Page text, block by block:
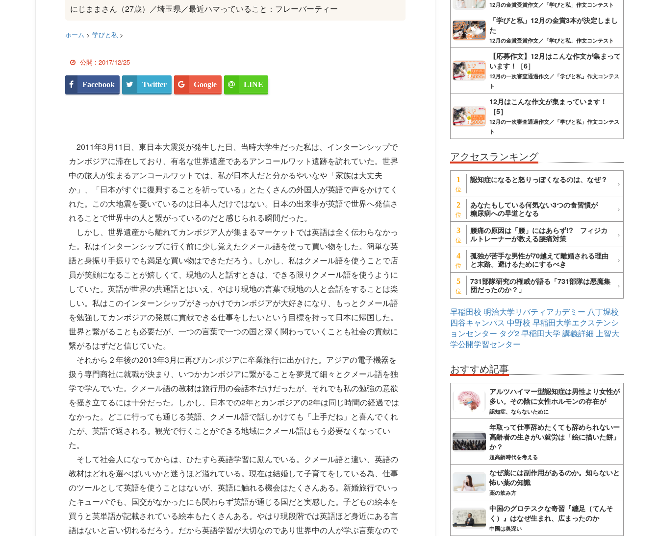
にじままさん（27歳）／埼玉県／最近ハマっていること：フレーバーティー
ホーム > 学びと私 >
公開 : 2017/12/25
Facebook Twitter Google LINE
2011年3月11日、東日本大震災が発生した日、当時大学生だった私は、インターンシップで
カンボジアに滞在しており、有名な世界遺産であるアンコールワット遺跡を訪れていた。世界
中の旅人が集まるアンコールワットでは、私が日本人だと分かるやいなや「家族は大丈夫
か」、「日本がすぐに復興することを祈っている」とたくさんの外国人が英語で声をかけてく
れた。この大地震を憂いているのは日本人だけではない。日本の出来事が英語で世界へ発信さ
れることで世界中の人と繋がっているのだと感じられる瞬間だった。
しかし、世界遺産から離れてカンボジア人が集まるマーケットでは英語は全く伝わらなかっ
た。私はインターンシップに行く前に少し覚えたクメール語を使って買い物をした。簡単な英
語と身振り手振りでも満足な買い物はできただろう。しかし、私はクメール語を使うことで店
員が笑顔になることが嬉しくて、現地の人と話すときは、できる限りクメール語を使うように
していた。英語が世界の共通語とはいえ、やはり現地の言葉で現地の人と会話をすることは楽
しい。私はこのインターンシップがきっかけでカンボジアが大好きになり、もっとクメール語
を勉強してカンボジアの発展に貢献できる仕事をしたいという目標を持って日本に帰国した。
世界と繋がることも必要だが、一つの言葉で一つの国と深く関わっていくことも社会の貢献に
繋がるはずだと信じていた。
それから２年後の2013年3月に再びカンボジアに卒業旅行に出かけた。アジアの電子機器を
扱う専門商社に就職が決まり、いつかカンボジアに繋がることを夢見て細々とクメール語を独
学で学んでいた。クメール語の教材は旅行用の会話本だけだったが、それでも私の勉強の意欲
を掻き立てるには十分だった。しかし、日本での2年とカンボジアの2年は同じ時間の経過では
なかった。どこに行っても通じる英語、クメール語で話しかけても「上手だね」と喜んでくれ
たが、英語で返される。観光で行くことができる地域にクメール語はもう必要なくなってい
た。
そして社会人になってからは、ひたすら英語学習に励んでいる。クメール語と違い、英語の
教材はどれを選べばいいかと迷うほど溢れている。現在は結婚して子育てをしている為、仕事
のツールとして英語を使うことはないが、英語に触れる機会はたくさんある。新婚旅行でいっ
たキューバでも、国交がなかったにも関わらず英語が通じる国だと実感した。子どもの絵本を
買うと英単語が記載されている絵本もたくさんある。やはり現段階では英語ほど身近にある言
語はないと言い切れるだろう。だから英語学習が大切なのであり世界中の人が学ぶ言葉なので
12月の金賞受賞作文／「学びと私」作文コンテスト
「学びと私」12月の金賞3本が決定しまし
た
12月の金賞受賞作文／「学びと私」作文コンテスト
【応募作文】12月はこんな作文が集まって
います！［6］
12月の一次審査通過作文／「学びと私」作文コンテス
ト
12月はこんな作文が集まっています！
［5］
12月の一次審査通過作文／「学びと私」作文コンテス
ト
アクセスランキング
1 認知症になると怒りっぽくなるのは、なぜ？
2
あなたもしている何気ない3つの食習慣が
糖尿病への早道となる
3
腰痛の原因は「腰」にはあらず!? フィジカ
ルトレーナーが教える腰痛対策
4
孤独が苦手な男性が70越えて離婚される理由
と末路。避けるためにするべき
5
731部隊研究の権威が語る「731部隊は悪魔集
団だったのか？」
早稲田校 明治大学リバティアカデミー 八丁堀校
四谷キャンパス 中野校 早稲田大学エクステンシ
ョンセンター タグ2早稲田大学 講義詳細 上智大
学公開学習センター
おすすめ記事
アルツハイマー型認知症は男性より女性が
多い。その陰に女性ホルモンの存在が
認知症、ならないために
年取って仕事辞めたくても辞められないー
高齢者の生きがい就労は「絵に描いた餅」
か？
超高齢時代を考える
なぜ薬には副作用があるのか。知らないと
怖い薬の知識
薬の飲み方
中国のグロテスクな奇習『纏足（てんそ
く）』はなぜ生まれ、広まったのか
中国は奥深い